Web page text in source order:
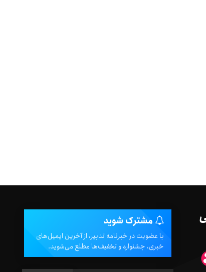
مشترک شوید
با عضویت در خبرنامه تدبیر، از آخرین ایمیل‌های
خبری، جشنواره و تخفیف‌ها مطلع می‌شوید.